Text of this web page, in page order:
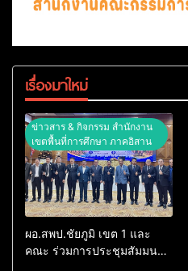
เรื่องมาใหม่
ข่าวสาร & กิจกรรม สำนักงาน
เขตพื้นที่การศึกษา ภาคอิสาน
ผอ.สพป.ชัยภูมิ เขต 1 และ
คณะ ร่วมการประชุมสัมมนา